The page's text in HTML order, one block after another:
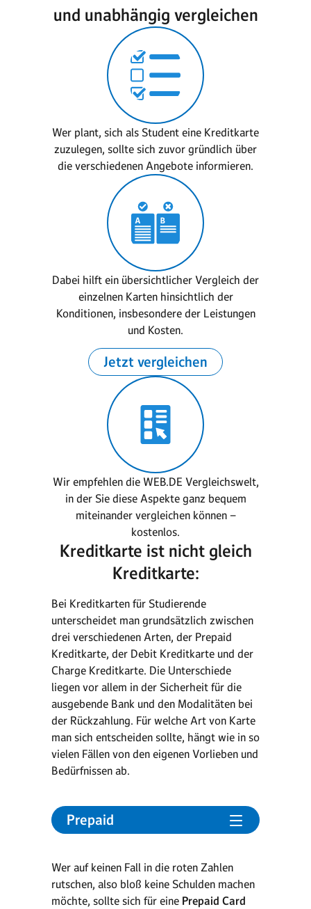
und unabhängig vergleichen
Wer plant, sich als Student eine Kreditkarte
zuzulegen, sollte sich zuvor gründlich über
die verschiedenen Angebote informieren.
Dabei hilft ein übersichtlicher Vergleich der
einzelnen Karten hinsichtlich der
Konditionen, insbesondere der Leistungen
und Kosten.
Jetzt vergleichen
Wir empfehlen die WEB.DE Vergleichswelt,
in der Sie diese Aspekte ganz bequem
miteinander vergleichen können –
kostenlos.
Kreditkarte ist nicht gleich
Kreditkarte:
Bei Kreditkarten für Studierende
unterscheidet man grundsätzlich zwischen
drei verschiedenen Arten, der Prepaid
Kreditkarte, der Debit Kreditkarte und der
Charge Kreditkarte. Die Unterschiede
liegen vor allem in der Sicherheit für die
ausgebende Bank und den Modalitäten bei
der Rückzahlung. Für welche Art von Karte
man sich entscheiden sollte, hängt wie in so
vielen Fällen von den eigenen Vorlieben und
Bedürfnissen ab.
Prepaid
Wer auf keinen Fall in die roten Zahlen
rutschen, also bloß keine Schulden machen
möchte, sollte sich für eine Prepaid Card